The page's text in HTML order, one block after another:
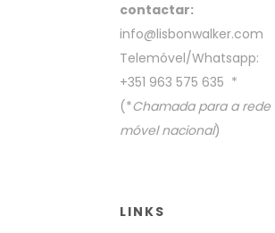
contactar:
info@lisbonwalker.com
Telemóvel/Whatsapp:
+351 963 575 635 *
(*Chamada para a rede
móvel nacional)
LINKS